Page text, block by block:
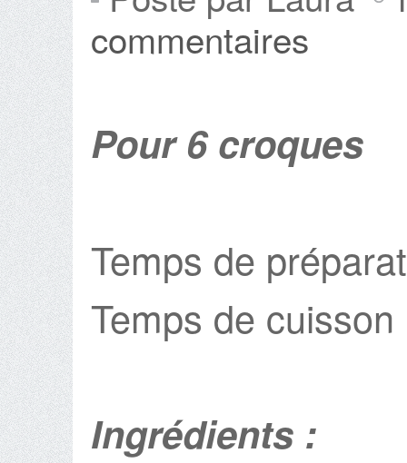
commentaires
Pour 6 croques
Temps de
Temps de
Ingrédients :